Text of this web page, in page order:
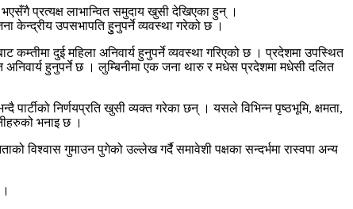
भएसँगै प्रत्यक्ष लाभान्वित समुदाय खुसी देखिएका हुन् ।
केन्द्रीय उपसभापति हुुनुपर्ने व्यवस्था गरेको छ ।
दुई महिला अनिवार्य हुनुपर्ने व्यवस्था गरिएको छ । प्रदेशमा उपस्थित
हुनुपर्ने छ । लुम्बिनीमा एक जना थारु र मधेस प्रदेशमा मधेसी दलित
पार्टीको निर्णयप्रति खुसी व्यक्त गरेका छन् । यसले विभिन्न पृष्ठभूमि, क्षमता,
भनाइ छ ।
विश्वास गुमाउन पुगेको उल्लेख गर्दै समावेशी पक्षका सन्दर्भमा रास्वपा अन्य